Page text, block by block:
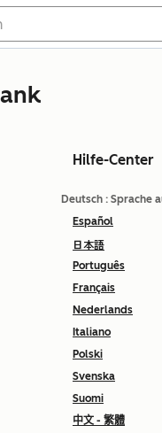
Hilfe-Center
Deutsch : Sprache
Español
日本語
Português
Français
Nederlands
Italiano
Polski
Svenska
Suomi
中文 - 繁體